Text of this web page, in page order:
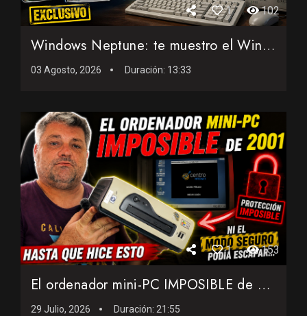
1 102
Windows Neptune: te muestro el Windows de 1999 que casi nadi...
03 Agosto, 2026 Duración: 13:33
1 153
El ordenador mini-PC IMPOSIBLE de 2001: Ni el modo seguro po...
29 Julio, 2026 Duración: 21:55